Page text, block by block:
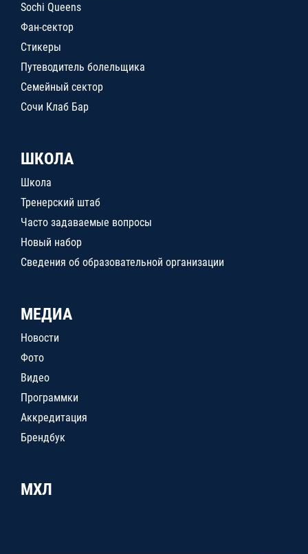
Sochi Queens
Фан-сектор
Стикеры
Путеводитель болельщика
Семейный сектор
Сочи Клаб Бар
ШКОЛА
Школа
Тренерский штаб
Часто задаваемые вопросы
Новый набор
Сведения об образовательной организации
МЕДИА
Новости
Фото
Видео
Программки
Аккредитация
Брендбук
МХЛ